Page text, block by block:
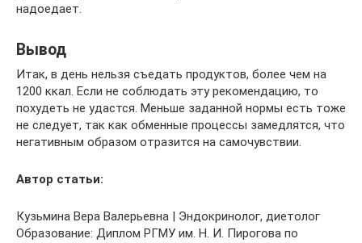
надоедает.
Вывод
Итак, в день нельзя съедать продуктов, более чем на
1200 ккал. Если не соблюдать эту рекомендацию, то
похудеть не удастся. Меньше заданной нормы есть тоже
не следует, так как обменные процессы замедлятся, что
негативным образом отразится на самочувствии.
Автор статьи:
Кузьмина Вера Валерьевна | Эндокринолог, диетолог
Образование: Диплом РГМУ им. Н. И. Пирогова по